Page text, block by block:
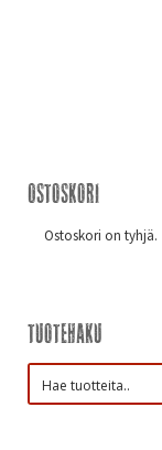
Ostoskori
Ostoskori on tyhjä.
Tuotehaku